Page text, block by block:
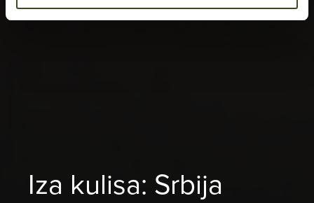
Iza kulisa: Srbija